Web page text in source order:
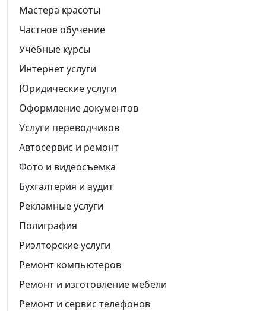
Мастера красоты
Частное обучение
Учебные курсы
Интернет услуги
Юридические услуги
Оформление документов
Услуги переводчиков
Автосервис и ремонт
Фото и видеосъемка
Бухгалтерия и аудит
Рекламные услуги
Полиграфия
Риэлторские услуги
Ремонт компьютеров
Ремонт и изготовление мебели
Ремонт и сервис телефонов